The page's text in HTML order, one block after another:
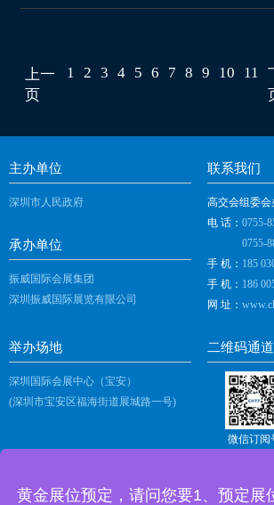
上一
页
1 2 3 4 5 6 7 8 9 10 11
主办单位
深圳市人民政府
承办单位
振威国际会展集团
深圳振威国际展览有限公司
联系我们
高交会组委会
电 话： 0755-
0755-
手 机： 185
手 机： 186
网 址：
举办场地
深圳国际会展中心（宝安）
(深圳市宝安区福海街道展城路一号)
二维码通道
微信订阅
深圳振威国际展览有限公司 版权所有 |
黄金展位预定，请问您要1、预定展